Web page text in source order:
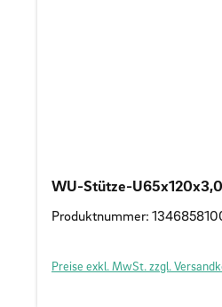
WU-Stütze-
Produktnummer:
Preise exkl. MwSt. zzgl.